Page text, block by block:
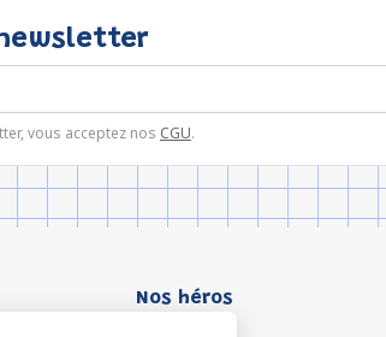
vous acceptez nos CGU.
Nos héros